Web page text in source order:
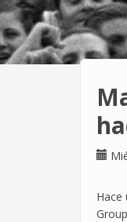
Hace